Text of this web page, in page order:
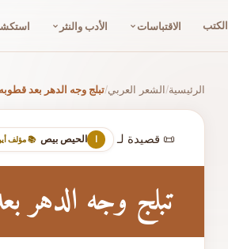
الكتب الاقتباسات الأدب والنثر
الرئيسية/الشعر العربي/تبلج وجه الدهر بعد قطوبه
📜 قصيدة لـ ا الحيص بيص 📚 مؤلف
تبلج وجه الدهر